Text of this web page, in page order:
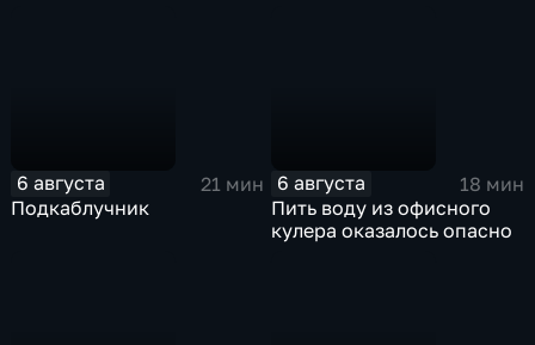
6 августа
21 мин
Подкаблучник
6 августа
18 мин
Пить воду из офисного
кулера оказалось опасно